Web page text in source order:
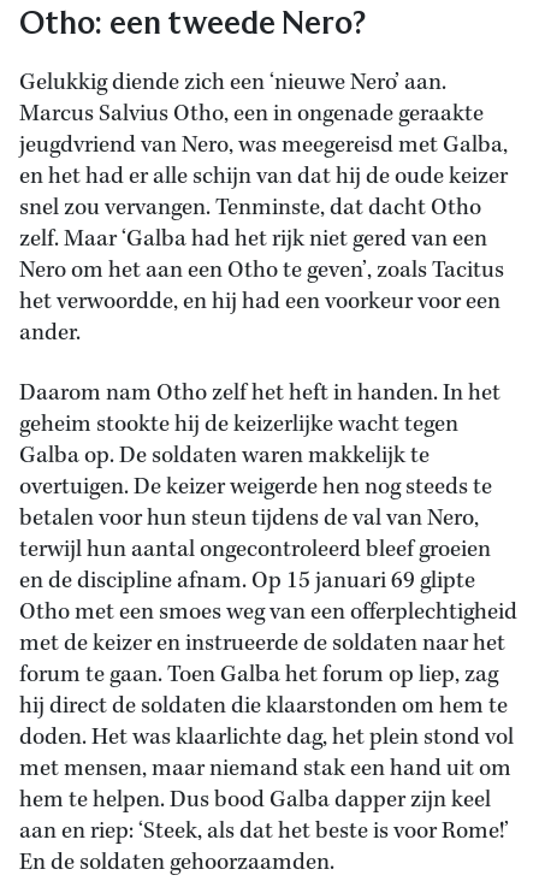
Otho: een tweede Nero?
Gelukkig diende zich een ‘nieuwe Nero’ aan.
Marcus Salvius Otho, een in ongenade geraakte
jeugdvriend van Nero, was meegereisd met Galba,
en het had er alle schijn van dat hij de oude keizer
snel zou vervangen. Tenminste, dat dacht Otho
zelf. Maar ‘Galba had het rijk niet gered van een
Nero om het aan een Otho te geven’, zoals Tacitus
het verwoordde, en hij had een voorkeur voor een
ander.
Daarom nam Otho zelf het heft in handen. In het
geheim stookte hij de keizerlijke wacht tegen
Galba op. De soldaten waren makkelijk te
overtuigen. De keizer weigerde hen nog steeds te
betalen voor hun steun tijdens de val van Nero,
terwijl hun aantal ongecontroleerd bleef groeien
en de discipline afnam. Op 15 januari 69 glipte
Otho met een smoes weg van een offerplechtigheid
met de keizer en instrueerde de soldaten naar het
forum te gaan. Toen Galba het forum op liep, zag
hij direct de soldaten die klaarstonden om hem te
doden. Het was klaarlichte dag, het plein stond vol
met mensen, maar niemand stak een hand uit om
hem te helpen. Dus bood Galba dapper zijn keel
aan en riep: ‘Steek, als dat het beste is voor Rome!’
En de soldaten gehoorzaamden.